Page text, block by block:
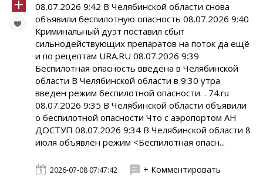
08.07.2026 9:42 В Челябинской области снова
объявили беспилотную опасность 08.07.2026 9:40
Криминальный дуэт поставил сбыт
сильнодействующих препаратов на поток да ещё
и по рецептам URA.RU 08.07.2026 9:39
Беспилотная опасность введена в Челябинской
области В Челябинской области в 9:30 утра
введен режим беспилотной опасности. . 74.ru
08.07.2026 9:35 В Челябинской области объявили
о беспилотной опасности Что с аэропортом АН
ДОСТУП 08.07.2026 9:34 В Челябинской области 8
июля объявлен режим <Беспилотная опасн...
2026-07-08 07:47:42 + Комментировать